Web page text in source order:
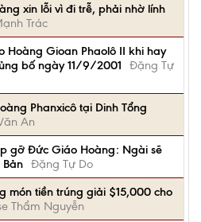
xin lỗi vì đi trễ, phải nhờ lính
Trác
Hoàng Gioan Phaolô II khi hay
bố ngày 11/9/2001
Đặng Tự
Phanxicô tại Dinh Tổng
An
gỡ Đức Giáo Hoàng: Ngài sẽ
Đặng Tự Do
món tiền trúng giải $15,000 cho
Thẩm Nguyễn